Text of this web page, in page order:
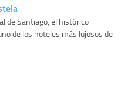
de Santiago, el histórico
de los hoteles más lujosos de